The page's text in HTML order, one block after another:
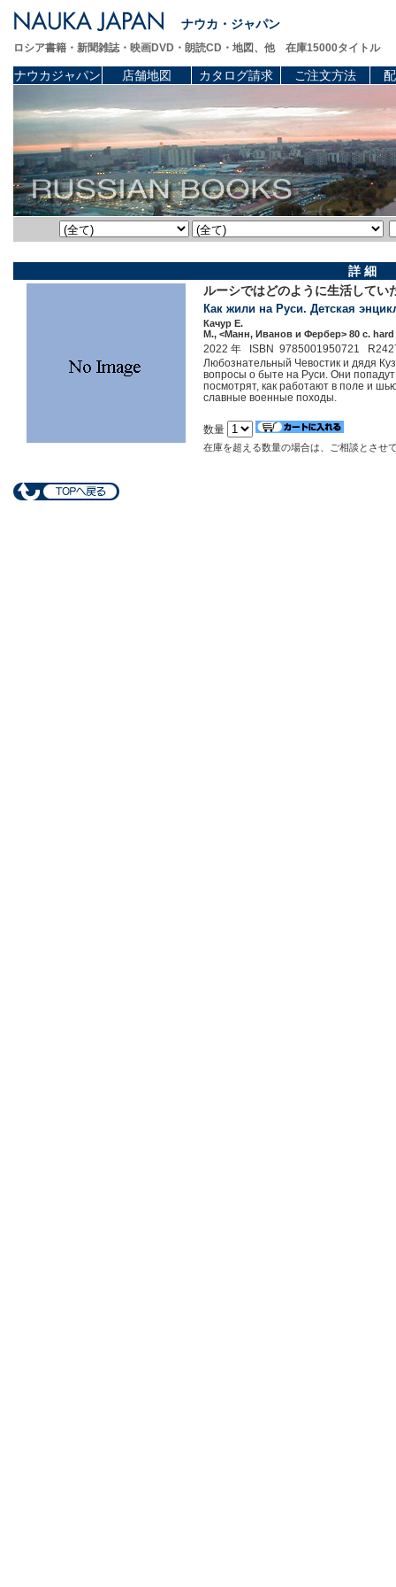
ナウカ・ジャパン
ロシア書籍・新聞雑誌・映画DVD・朗読CD・地図、他 在庫15000タイトル
ナウカジャパン 店舗地図 カタログ請求 ご注文方法
詳 細
ルーシではどのように生活して
Как жили на Руси. Детская
Качур Е.
М., <Манн, Иванов и Фербер> 80 c. hard
2022 年 ISBN 9785001950721
Любознательный Чевостик и дядя
вопросы о быте на Руси. Они
посмотрят, как работают в поле и
славные военные походы.
数量
在庫を超える数量の場合は、ご相談とさせ